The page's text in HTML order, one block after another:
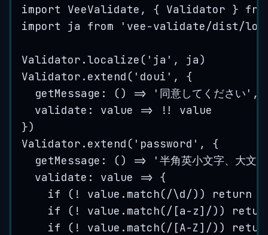
import VeeValidate, { Validator }
import ja from ' vee-validate/dist/
Validator .localize ( ' ja ' , ja)
Validator . extend ( ' doui ' , {
getMessage : () => ' 同意してください ' ,
validate : value => !!
value
})
Validator . extend ( ' password ' , {
getMessage : () => '半角英小文字、大文
validate : value => {
if ( ! value . match(/\d/)) return
if ( ! value . match(/ [a-z] /))
if ( ! value . match(/ [A-Z] /))